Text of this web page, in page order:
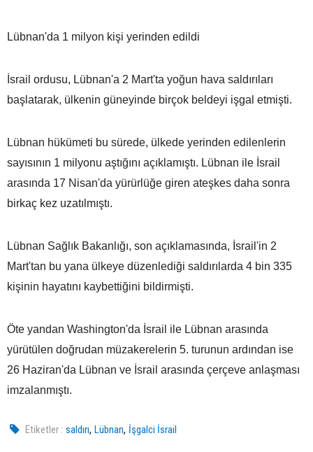
Lübnan'da 1 milyon kişi yerinden edildi
İsrail ordusu, Lübnan'a 2 Mart'ta yoğun hava saldırıları
başlatarak, ülkenin güneyinde birçok beldeyi işgal etmişti.
Lübnan hükümeti bu sürede, ülkede yerinden edilenlerin
sayısının 1 milyonu aştığını açıklamıştı. Lübnan ile İsrail
arasında 17 Nisan'da yürürlüğe giren ateşkes daha sonra
birkaç kez uzatılmıştı.
Lübnan Sağlık Bakanlığı, son açıklamasında, İsrail'in 2
Mart'tan bu yana ülkeye düzenlediği saldırılarda 4 bin 335
kişinin hayatını kaybettiğini bildirmişti.
Öte yandan Washington'da İsrail ile Lübnan arasında
yürütülen doğrudan müzakerelerin 5. turunun ardından ise
26 Haziran'da Lübnan ve İsrail arasında çerçeve anlaşması
imzalanmıştı.
Etiketler : saldırı,Lübnan, İşgalci İsrail